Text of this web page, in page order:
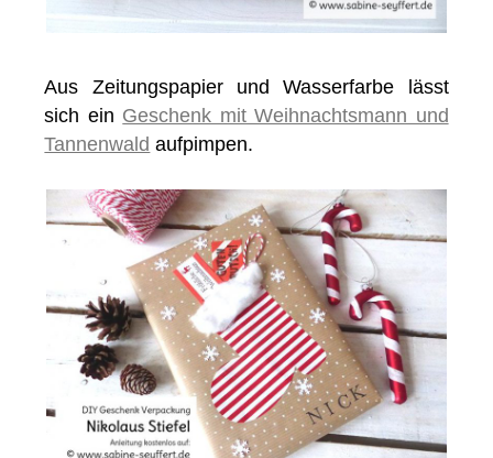
Aus Zeitungspapier und Wasserfarbe lässt
sich ein Geschenk mit Weihnachtsmann und
Tannenwald aufpimpen.